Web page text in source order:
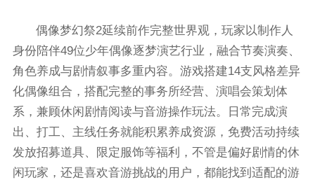
偶像梦幻祭2延续前作完整世界观，玩家以制作人
身份陪伴49位少年偶像逐梦演艺行业，融合节奏演奏、
角色养成与剧情叙事多重内容。游戏搭建14支风格差异
化偶像组合，搭配完整的事务所经营、演唱会策划体
系，兼顾休闲剧情阅读与音游操作玩法。日常完成演
出、打工、主线任务就能积累养成资源，免费活动持续
发放招募道具、限定服饰等福利，不管是偏好剧情的休
闲玩家，还是喜欢音游挑战的用户，都能找到适配的游